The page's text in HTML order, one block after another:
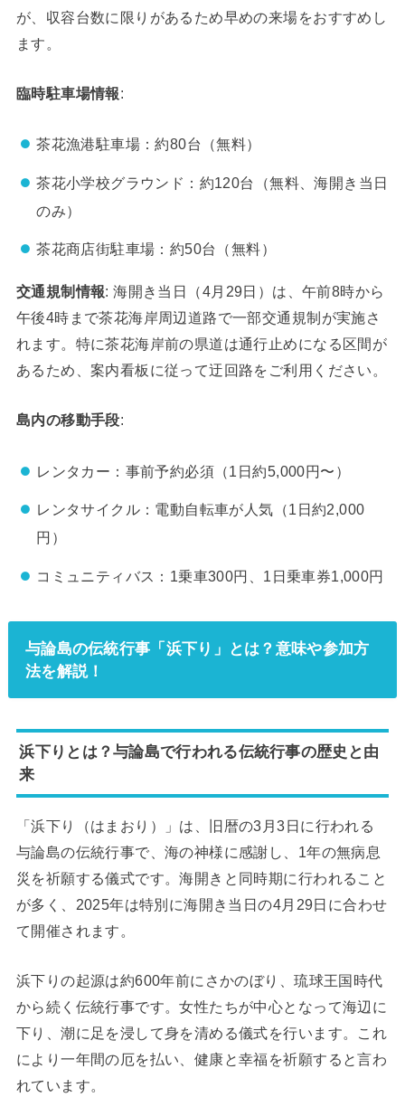
が、収容台数に限りがあるため早めの来場をおすすめし
ます。
臨時駐車場情報:
茶花漁港駐車場：約80台（無料）
茶花小学校グラウンド：約120台（無料、海開き当日
のみ）
茶花商店街駐車場：約50台（無料）
交通規制情報: 海開き当日（4月29日）は、午前8時から
午後4時まで茶花海岸周辺道路で一部交通規制が実施さ
れます。特に茶花海岸前の県道は通行止めになる区間が
あるため、案内看板に従って迂回路をご利用ください。
島内の移動手段:
レンタカー：事前予約必須（1日約5,000円〜）
レンタサイクル：電動自転車が人気（1日約2,000
円）
コミュニティバス：1乗車300円、1日乗車券1,000円
与論島の伝統行事「浜下り」とは？意味や参加方
法を解説！
浜下りとは？与論島で行われる伝統行事の歴史と由
来
「浜下り（はまおり）」は、旧暦の3月3日に行われる
与論島の伝統行事で、海の神様に感謝し、1年の無病息
災を祈願する儀式です。海開きと同時期に行われること
が多く、2025年は特別に海開き当日の4月29日に合わせ
て開催されます。
浜下りの起源は約600年前にさかのぼり、琉球王国時代
から続く伝統行事です。女性たちが中心となって海辺に
下り、潮に足を浸して身を清める儀式を行います。これ
により一年間の厄を払い、健康と幸福を祈願すると言わ
れています。